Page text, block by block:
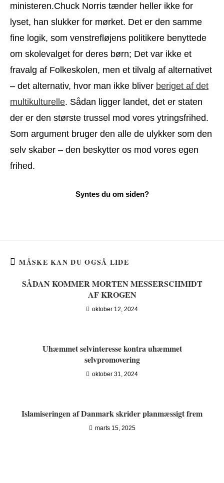
ministeren.Chuck Norris tænder heller ikke for
lyset, han slukker for mørket. Det er den samme
fine logik, som venstrefløjens politikere benyttede
om skolevalget for deres børn; Det var ikke et
fravalg af Folkeskolen, men et tilvalg af alternativet
– det alternativ, hvor man ikke bliver beriget af det
multikulturelle. Sådan ligger landet, det er staten
der er den største trussel mod vores ytringsfrihed.
Som argument bruger den alle de ulykker som den
selv skaber – den beskytter os mod vores egen
frihed.
MÅSKE KAN DU OGSÅ LIDE
SÅDAN KOMMER MORTEN MESSERSCHMIDT
AF KROGEN
oktober 12, 2024
Uhæmmet selvinteresse kontra uhæmmet
selvpromovering
oktober 31, 2024
Islamiseringen af Danmark skrider planmæssigt frem
marts 15, 2025